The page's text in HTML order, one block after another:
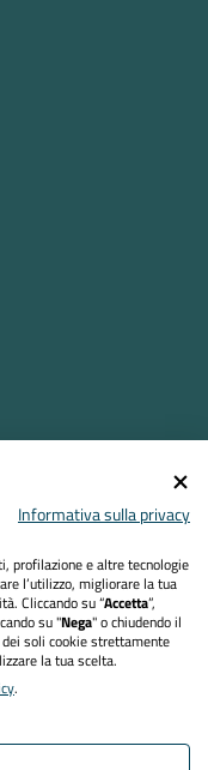
Informativa sulla privacy
profilazione e altre tecnologie
l’utilizzo, migliorare la tua
Cliccando su “Accetta”,
su "Nega" o chiudendo il
dei soli cookie strettamente
la tua scelta.
.